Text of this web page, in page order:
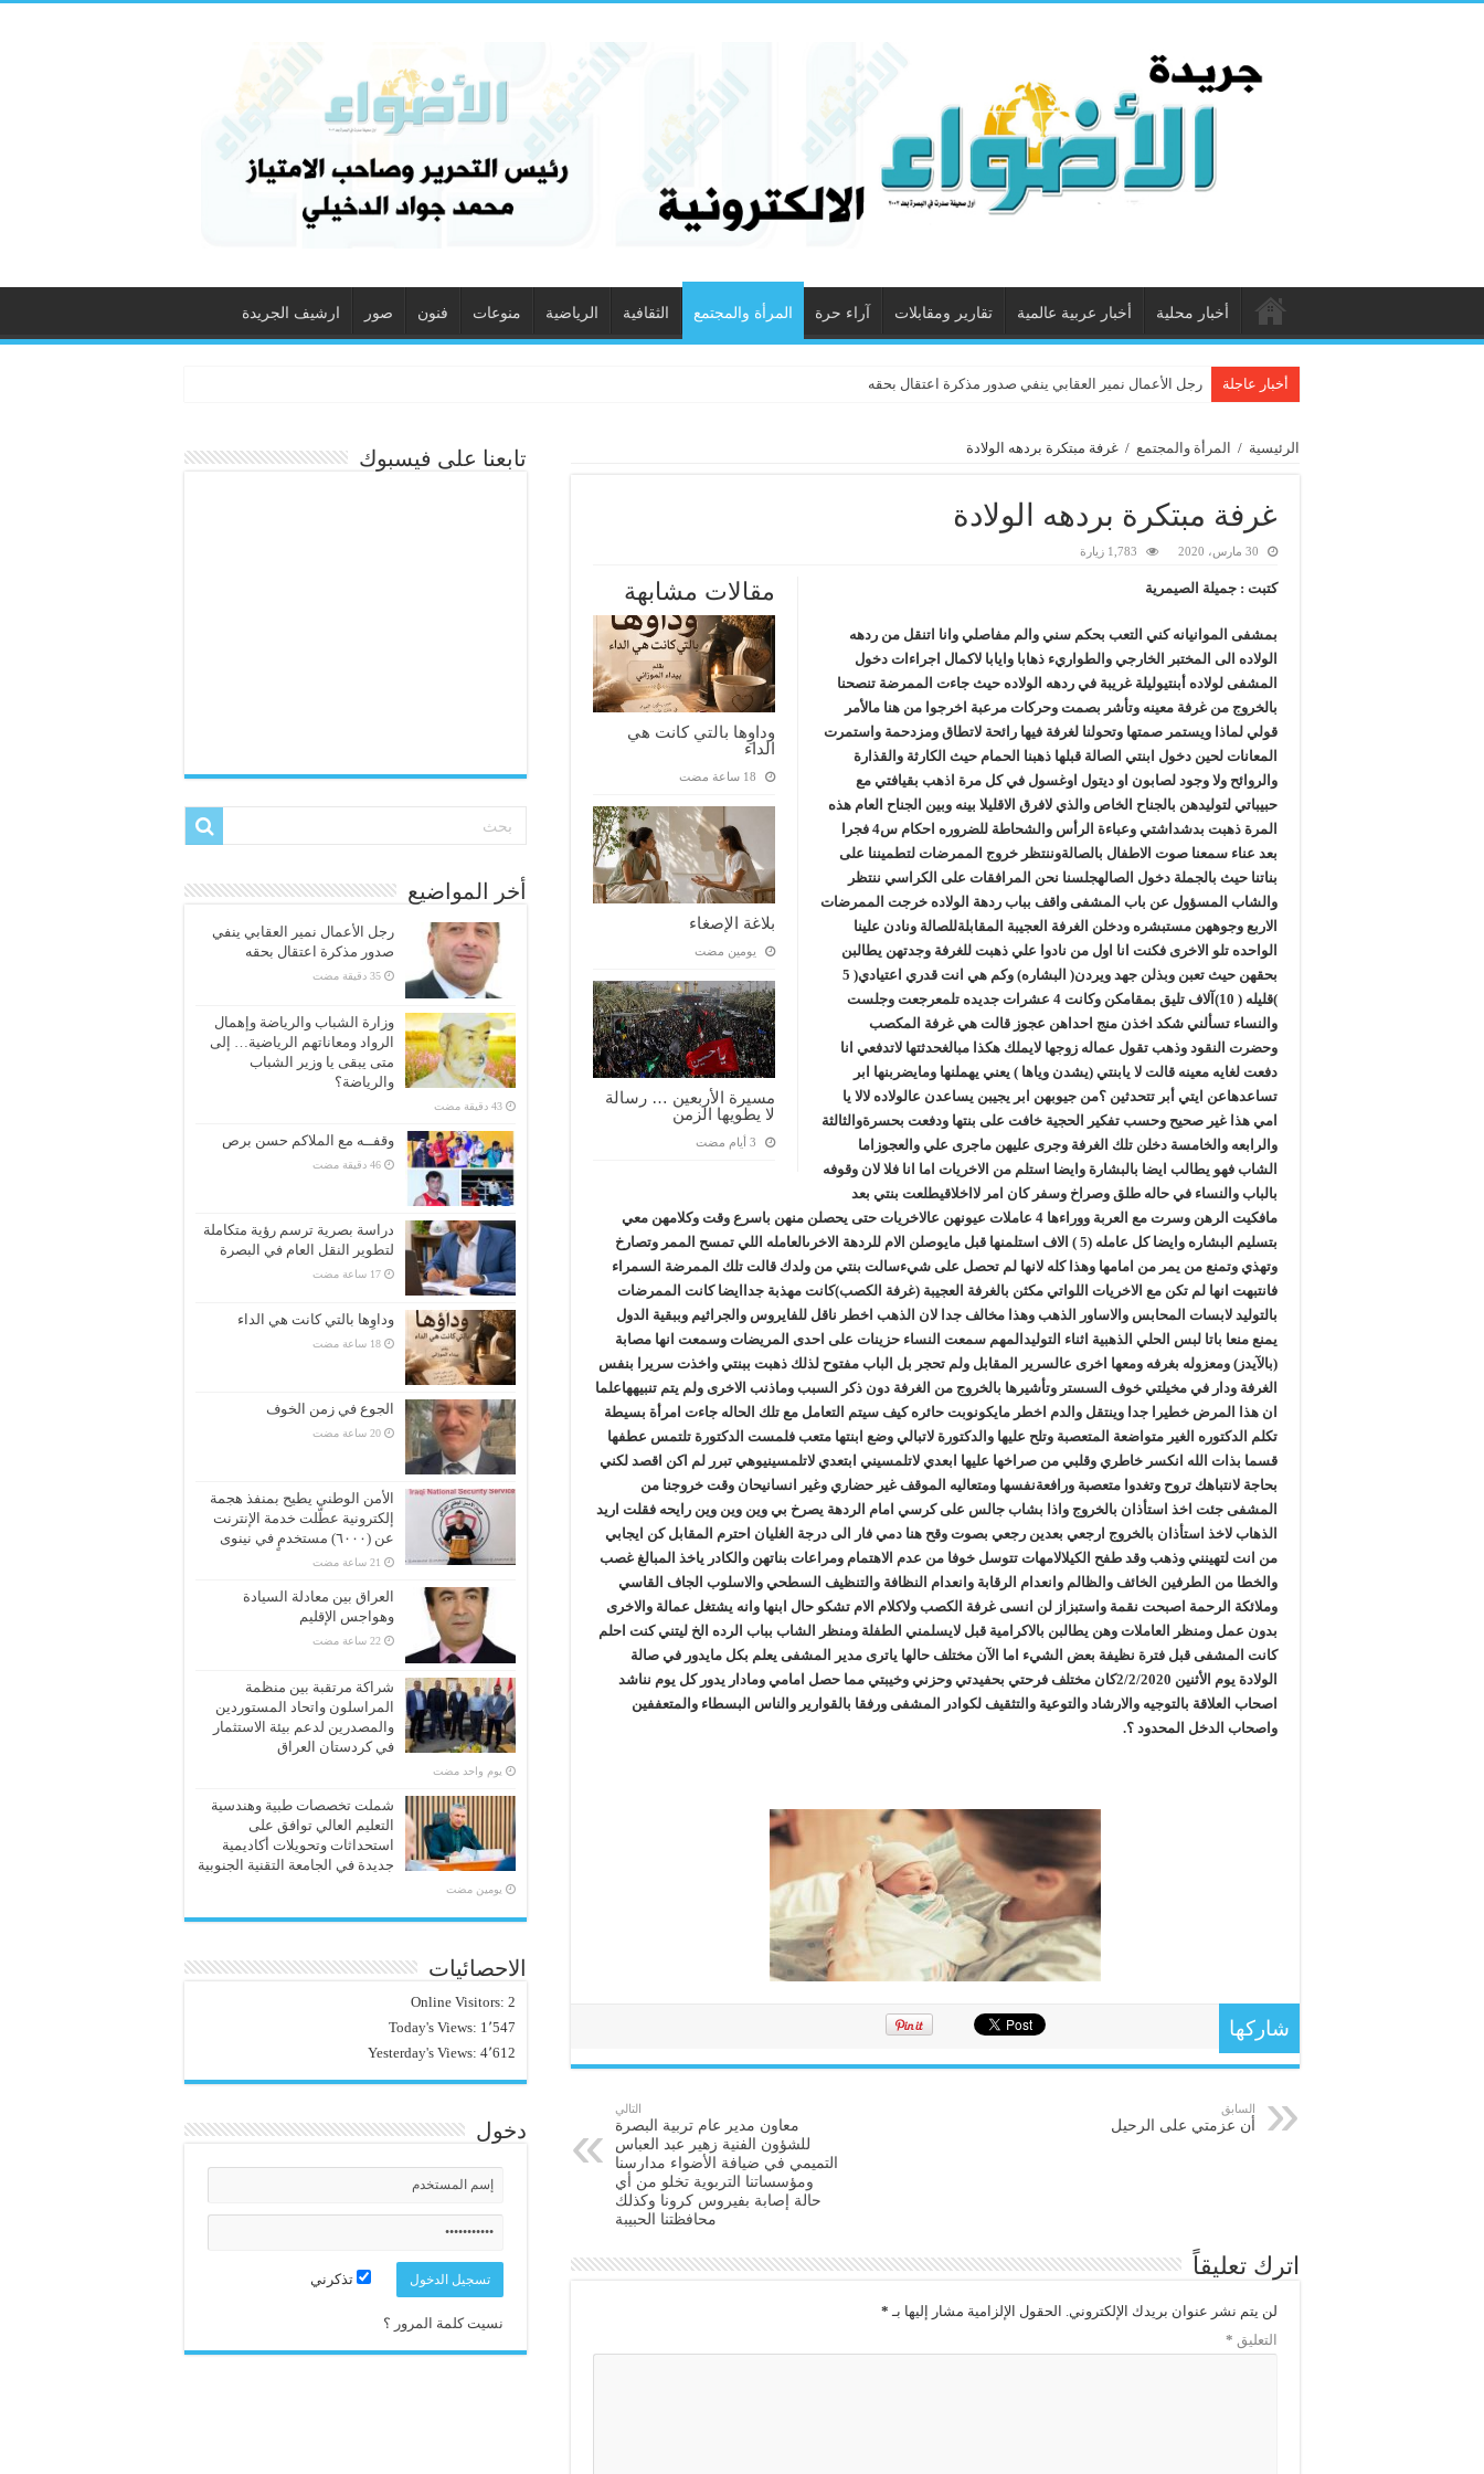
أخبار محلية أخبار عربية عالمية تقارير ومقابلات آراء حرة المرأة والمجتمع الثقافية الرياضية منوعات فنون صور ارشيف الجريدة
أخبار عاجلة رجل الأعمال نمير العقابي ينفي صدور مذكرة اعتقال بحقه
الرئيسية / المرأة والمجتمع / غرفة مبتكرة بردهه الولادة
غرفة مبتكرة بردهه الولادة
30 مارس، 2020 1,783 زيارة
مقالات مشابهة
وداوِها بالتي كانت هي
الداء
بلاغة الإصغاء
‏يومين مضت
مسيرة الأربعين … رسالة
لا يطويها الزمن
كتبت : جميلة الصيمرية
بمشفى الموانيانه كني التعب بحكم سني والم مفاصلي وانا اتنقل من ردهه
الولاده الى المختبر الخارجي والطواريء ذهابا وايابا لاكمال اجراءات دخول
المشفى لولاده أبنتيوليلة غريبة في ردهه الولاده حيث جاءت الممرضة تنصحنا
بالخروج من غرفة معينه وتأشر بصمت وحركات مرعبة اخرجوا من هنا مالأمر
قولي لماذا ويستمر صمتها وتحولنا لغرفة فيها رائحة لاتطاق ومزدحمة واستمرت
المعانات لحين دخول ابنتي الصالة قبلها ذهبنا الحمام حيث الكارثة والقذارة
والروائح ولا وجود لصابون او ديتول اوغسول في كل مرة اذهب بقيافتي مع
حبيباتي لتوليدهن بالجناح الخاص والذي لافرق الاقليلا بينه وبين الجناح العام هذه
المرة ذهبت بدشداشتي وعباءة الرأس والشحاطة للضروره احكام س4 فجرا
بعد عناء سمعنا صوت الاطفال بالصالةوننتظر خروج الممرضات لتطميننا على
بناتنا حيث بالجملة دخول الصالهجلسنا نحن المرافقات على الكراسي ننتظر
والشاب المسؤول عن باب المشفى واقف بباب ردهة الولاده خرجت الممرضات
الاربع وجوههن مستبشره ودخلن الغرفة العجيبة المقابلةللصالة ونادن علينا
الواحده تلو الاخرى فكنت انا اول من نادوا علي ذهبت للغرفة وجدتهن يطالبن
بحقهن حيث تعبن وبذلن جهد ويردن( البشاره) وكم هي انت قدري اعتيادي( 5
)قليله ( 10)آلاف تليق بمقامكن وكانت 4 عشرات جديده تلمعرجعت وجلست
والنساء تسألني شكد اخذن منج احداهن عجوز قالت هي غرفة المكصب
وحضرت النقود وذهب تقول عماله زوجها لايملك هكذا مبالغحدثتها لاتدفعي انا
دفعت لغايه معينه قالت لا يابنتي (يشدن وياها ) يعني يهملنها ومايضربنها ابر
تساعدهاعن ايتي أبر تتحدثين ؟من جيوبهن ابر يجيبن يساعدن عالولاده لالا يا
امي هذا غير صحيح وحسب تفكير الحجية خافت على بنتها ودفعت بحسرةوالثالثة
والرابعه والخامسة دخلن تلك الغرفة وجرى عليهن ماجرى علي والعجوزاما
الشاب فهو يطالب ايضا بالبشارة وايضا استلم من الاخريات اما انا فلا لان وقوفه
بالباب والنساء في حاله طلق وصراخ وسفر كان امر لااخلاقيطلعت بنتي بعد
مافكيت الرهن وسرت مع العربة ووراءها 4 عاملات عيونهن عالاخريات حتى يحصلن منهن باسرع وقت وكلامهن معي
بتسليم البشاره وايضا كل عامله (5 ) الاف استلمنها قبل مايوصلن الام للردهة الاخرىالعامله اللي تمسح الممر وتصارخ
وتهذي وتمنع من يمر من امامها وهذا كله لانها لم تحصل على شيءسالت بنتي من ولدك قالت تلك الممرضة السمراء
فانتبهت انها لم تكن مع الاخريات اللواتي مكثن بالغرفة العجيبة (غرفة الكصب)كانت مهذبة جداايضا كانت الممرضات
بالتوليد لابسات المحابس والاساور الذهب وهذا مخالف جدا لان الذهب اخطر ناقل للفايروس والجراثيم وببقية الدول
يمنع منعا باتا لبس الحلي الذهبية اثناء التوليدالمهم سمعت النساء حزينات على احدى المريضات وسمعت انها مصابة
(بالآيدز) ومعزوله بغرفه ومعها اخرى عالسرير المقابل ولم تحجر بل الباب مفتوح لذلك ذهبت ببنتي واخذت سريرا بنفس
الغرفة ودار في مخيلتي خوف السستر وتأشيرها بالخروج من الغرفة دون ذكر السبب وماذنب الاخرى ولم يتم تنبيههاعلما
ان هذا المرض خطيرا جدا وينتقل والدم اخطر مايكونوبت حائره كيف سيتم التعامل مع تلك الحاله جاءت امرأة بسيطة
تكلم الدكتوره الغير متواضعة المتعصبة وتلح عليها والدكتورة لاتبالي وضع ابنتها متعب فلمست الدكتورة تلتمس عطفها
قسما بذات الله انكسر خاطري وقلبي من صراخها عليها ابعدي لاتلمسيني ابتعدي لاتلمسينيوهي تبرر لم اكن اقصد لكني
بحاجة لانتباهك تروح وتغدوا متعصبة ورافعةنفسها ومتعاليه الموقف غير حضاري وغير انسانيحان وقت خروجنا من
المشفى جئت اخذ استأذان بالخروج واذا بشاب جالس على كرسي امام الردهة يصرخ بي وين وين وين رايحه فقلت اريد
الذهاب لاخذ استأذان بالخروج ارجعي بعدين رجعي بصوت وقح هنا دمي فار الى درجة الغليان احترم المقابل كن ايجابي
من انت لتهينني وذهب وقد طفح الكيلالامهات تتوسل خوفا من عدم الاهتمام ومراعات بناتهن والكادر ياخذ المبالغ غصب
والخطا من الطرفين الخائف والظالم وانعدام الرقابة وانعدام النظافة والتنظيف السطحي والاسلوب الجاف القاسي
وملائكة الرحمة اصبحت نقمة واستبزاز لن انسى غرفة الكصب ولاكلام الام تشكو حال ابنها وانه يشتغل عمالة والاخرى
بدون عمل ومنظر العاملات وهن يطالبن بالاكرامية قبل لايسلمني الطفلة ومنظر الشاب بباب الرده الخ ليتني كنت احلم
كانت المشفى قبل فترة نظيفة بعض الشيء اما الآن مختلف حالها ياترى مدير المشفى يعلم بكل مايدور في صالة
الولادة يوم الأثنين 2/2/2020كان مختلف فرحتي بحفيدتي وحزني وخيبتي مما حصل امامي ومادار يدور كل يوم نناشد
اصحاب العلاقة بالتوجيه والارشاد والتوعية والتثقيف لكوادر المشفى ورفقا بالقوارير والناس البسطاء والمتعففين
واصحاب الدخل المحدود ؟.
شاركها
السابق
أن عزمتي على الرحيل
التالي
معاون مدير عام تربية البصرة
للشؤون الفنية زهير عبد العباس
التميمي في ضيافة الأضواء مدارسنا
ومؤسساتنا التربوية تخلو من أي
حالة إصابة بفيروس كرونا وكذلك
محافظتنا الحبيبة
اترك تعليقاً
لن يتم نشر عنوان بريدك الإلكتروني. الحقول الإلزامية مشار إليها بـ *
التعليق *
تابعنا على فيسبوك
أخر المواضيع
رجل الأعمال نمير العقابي ينفي
صدور مذكرة اعتقال بحقه
وزارة الشباب والرياضة وإهمال
الرواد ومعاناتهم الرياضية… إلى
متى يبقى يا وزير الشباب
والرياضة؟
وقفــه مع الملاكم حسن برص
دراسة بصرية ترسم رؤية متكاملة
لتطوير النقل العام في البصرة
وداوِها بالتي كانت هي الداء
الجوع في زمن الخوف
الأمن الوطني يطيح بمنفذ هجمة
إلكترونية عطّلت خدمة الإنترنت
عن (٦٠٠٠) مستخدمٍ في نينوى
العراق بين معادلة السيادة
وهواجس الإقليم
شراكة مرتقبة بين منظمة
المراسلون واتحاد المستوردين
والمصدرين لدعم بيئة الاستثمار
في كردستان العراق
‏يوم واحد مضت
شملت تخصصات طبية وهندسية
التعليم العالي توافق على
استحداثات وتحويلات أكاديمية
جديدة في الجامعة التقنية الجنوبية
‏يومين مضت
الاحصائيات
Online Visitors: 2
Today's Views: 1٬547
Yesterday's Views: 4٬612
دخول
تذكرني
نسيت كلمة المرور ؟